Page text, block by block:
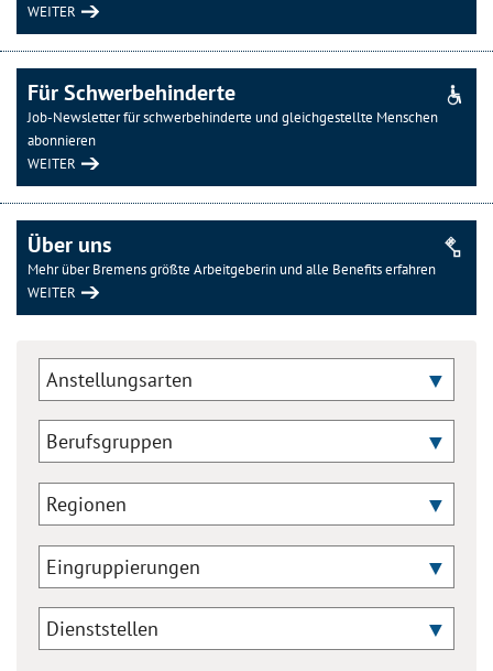
WEITER
Für Schwerbehinderte
Job-Newsletter für schwerbehinderte und gleichgestellte Menschen
abonnieren
WEITER
Über uns
Mehr über Bremens größte Arbeitgeberin und alle Benefits erfahren
WEITER
Anstellungsarten
Berufsgruppen
Regionen
Eingruppierungen
Dienststellen